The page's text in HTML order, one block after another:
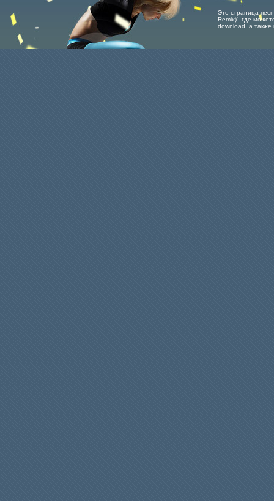
Это страница
Remix)', где
download, а также